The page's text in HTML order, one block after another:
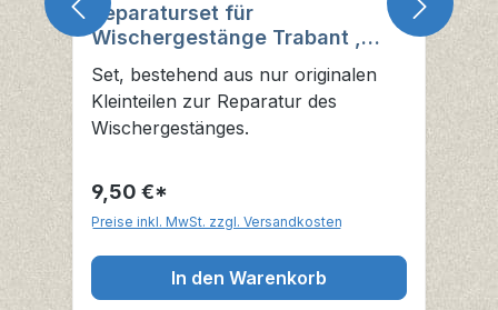
Reparaturset für
Wischergestänge Trabant ,
Wartburg, Barkas und andere
IFA-Fahrzeuge
Set, bestehend aus nur originalen
Kleinteilen zur Reparatur des
Wischergestänges.
9,50 €*
Preise inkl. MwSt. zzgl. Versandkosten
In den Warenkorb